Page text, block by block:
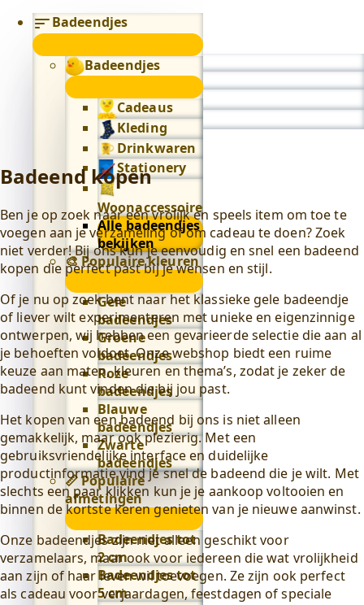
Badeendjes
Badeendjes
Cadeaus
Kleding
Drinkwaren
Stationery
Woonaccessoires
Alle badeendjes
bekijken
🎨 Populaire kleuren
Populaire
kleuren
submenu
Gele
badeendjes
Groene
badeendjes
Roze
badeendjes
Blauwe
badeendjes
Zwarte
badeendjes
📏 Populaire
afmetingen
📏
Populaire
afmetingen
submenu
Badeendjes tot
2 cm
Badeendjes tot
5 cm
Badeend kopen
Ben je op zoek naar een vrolijk en speels item om toe te
voegen aan je verzameling of om cadeau te doen? Zoek
niet verder! Bij ons kun je eenvoudig en snel een badeend
kopen die perfect past bij je wensen en stijl.
Of je nu op zoek bent naar het klassieke gele badeendje
of liever wilt experimenteren met unieke en eigenzinnige
ontwerpen, wij hebben een gevarieerde selectie die aan al
je behoeften voldoet. Onze webshop biedt een ruime
keuze aan maten, kleuren en thema’s, zodat je zeker de
badeend kunt vinden die bij jou past.
Het kopen van een badeend bij ons is niet alleen
gemakkelijk, maar ook plezierig. Met een
gebruiksvriendelijke interface en duidelijke
productinformatie vind je snel de badeend die je wilt. Met
slechts een paar klikken kun je je aankoop voltooien en
binnen de kortste keren genieten van je nieuwe aanwinst.
Onze badeendjes zijn niet alleen geschikt voor
verzamelaars, maar ook voor iedereen die wat vrolijkheid
aan zijn of haar leven wil toevoegen. Ze zijn ook perfect
als cadeau voor verjaardagen, feestdagen of speciale